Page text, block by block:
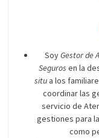
SoyGestor de
Seguros en la
situ a los
coordinar las
servicio de
gestiones para
como